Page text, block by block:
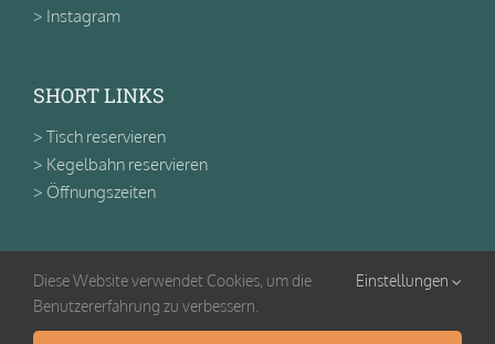
> Instagram
SHORT LINKS
> Tisch reservieren
> Kegelbahn reservieren
> Öffnungszeiten
RECHTLICHES
> Impressum
> Datenschutz
Diese Website verwendet Cookies, um die
Benutzererfahrung zu verbessern.
Einstellungen